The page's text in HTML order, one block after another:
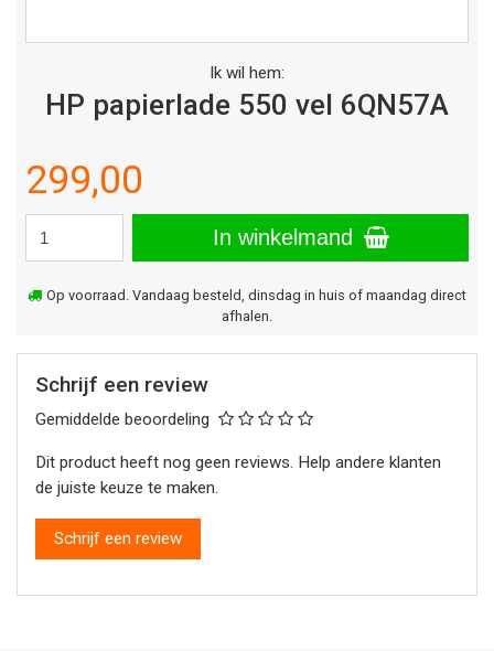
Ik wil hem:
HP papierlade 550 vel 6QN57A
299,00
In winkelmand
Op voorraad. Vandaag besteld, dinsdag in huis of maandag direct
afhalen.
Schrijf een review
Gemiddelde beoordeling
Dit product heeft nog geen reviews. Help andere klanten
de juiste keuze te maken.
Schrijf een review